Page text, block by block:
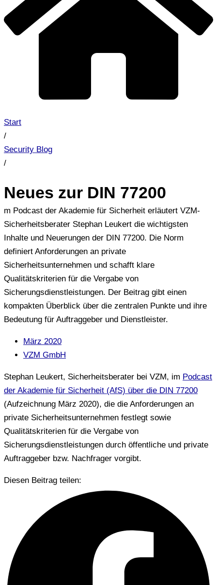
Start
/
Security Blog
/
Neues zur DIN 77200
m Podcast der Akademie für Sicherheit erläutert VZM-
Sicherheitsberater Stephan Leukert die wichtigsten
Inhalte und Neuerungen der DIN 77200. Die Norm
definiert Anforderungen an private
Sicherheitsunternehmen und schafft klare
Qualitätskriterien für die Vergabe von
Sicherungsdienstleistungen. Der Beitrag gibt einen
kompakten Überblick über die zentralen Punkte und ihre
Bedeutung für Auftraggeber und Dienstleister.
März 2020
VZM GmbH
Stephan Leukert, Sicherheitsberater bei VZM, im Podcast
der Akademie für Sicherheit (AfS) über die DIN 77200
(Aufzeichnung März 2020), die die Anforderungen an
private Sicherheitsunternehmen festlegt sowie
Qualitätskriterien für die Vergabe von
Sicherungsdienstleistungen durch öffentliche und private
Auftraggeber bzw. Nachfrager vorgibt.
Diesen Beitrag teilen: